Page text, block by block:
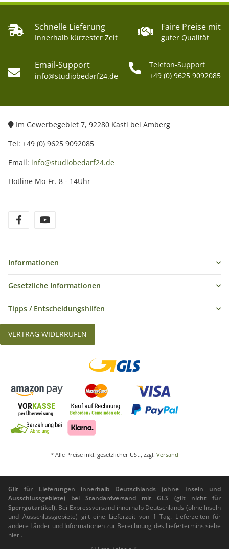
Schnelle Lieferung
Innerhalb kürzester Zeit
Faire Preise mit
guter Qualität
Email-Support
info@studiobedarf24.de
Telefon-Support
+49 (0) 9625 9092085
Im Gewerbegebiet 7, 92280 Kastl bei Amberg
Tel: +49 (0) 9625 9092085
Email: info@studiobedarf24.de
Hotline Mo-Fr. 8 - 14Uhr
Informationen
Gesetzliche Informationen
Tipps / Entscheidungshilfen
VERTRAG WIDERRUFEN
* Alle Preise inkl. gesetzlicher USt., zzgl. Versand
Gilt für Lieferungen innerhalb Deutschlands (ohne Inseln und
Ausschlussgebiete) bei Standardversand mit GLS (gilt nicht für
Sperrgutartikel). Bei Expressversand innerhalb Deutschlands (ohne Inseln
und Ausschlussgebiete) gilt eine Lieferzeit von 1 Tag. Lieferzeiten für
andere Länder und Informationen zur Berechnung des Liefertermins siehe
hier .